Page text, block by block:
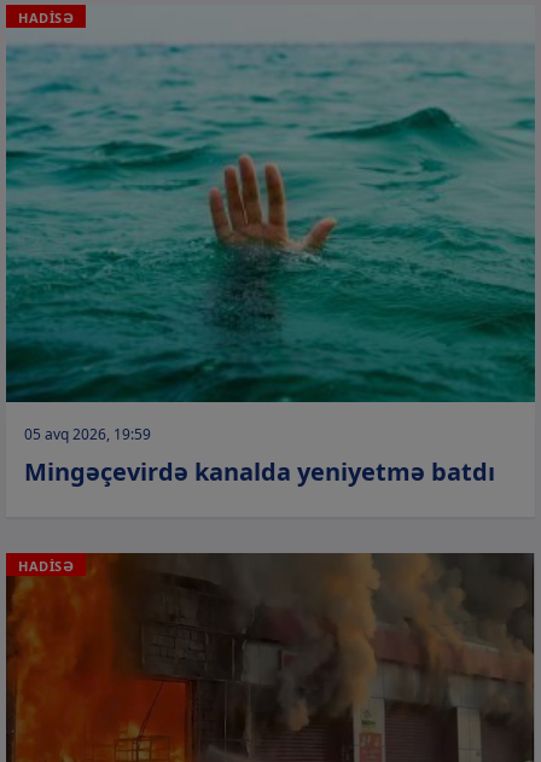
HADİSƏ
05 avq 2026, 19:59
Mingəçevirdə kanalda yeniyetmə batdı
HADİSƏ